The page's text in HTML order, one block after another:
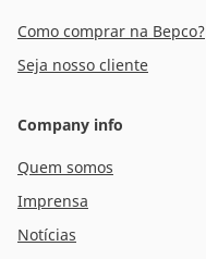
Como comprar na Bepco?
Seja nosso cliente
Company info
Quem somos
Imprensa
Notícias